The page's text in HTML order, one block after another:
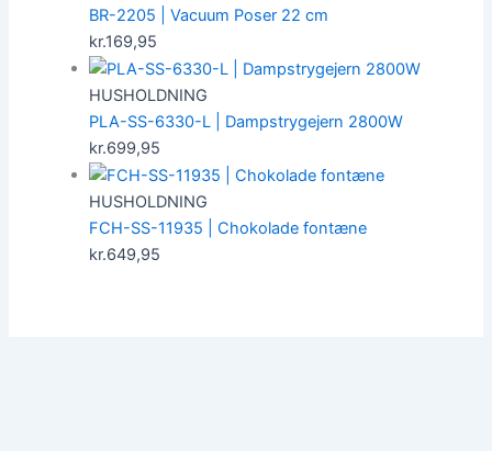
BR-2205 | Vacuum Poser 22 cm
kr.169,95
HUSHOLDNING
PLA-SS-6330-L | Dampstrygejern 2800W
kr.699,95
HUSHOLDNING
FCH-SS-11935 | Chokolade fontæne
kr.649,95